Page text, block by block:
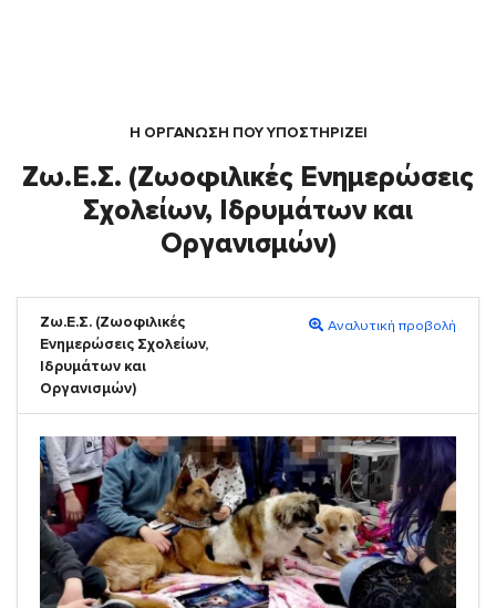
Η ΟΡΓΆΝΩΣΗ ΠΟΥ ΥΠΟΣΤΗΡΙΖΕΙ
Ζω.Ε.Σ. (Ζωοφιλικές Ενημερώσεις
Σχολείων, Ιδρυμάτων και
Οργανισμών)
Ζω.Ε.Σ. (Ζωοφιλικές
Ενημερώσεις Σχολείων,
Ιδρυμάτων και
Οργανισμών)
Αναλυτική προβολή